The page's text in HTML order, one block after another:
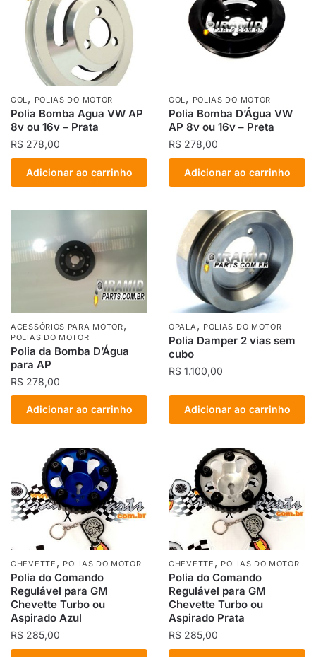
GOL, POLIAS DO MOTOR
Polia Bomba Agua VW AP
8v ou 16v – Prata
R$ 278,00
Adicionar ao carrinho
GOL, POLIAS DO MOTOR
Polia Bomba D’Água VW
AP 8v ou 16v – Preta
R$ 278,00
Adicionar ao carrinho
ACESSÓRIOS PARA MOTOR,
POLIAS DO MOTOR
Polia da Bomba D’Água
para AP
R$ 278,00
Adicionar ao carrinho
OPALA , POLIAS DO MOTOR
Polia Damper 2 vias sem
cubo
R$ 1.100,00
Adicionar ao carrinho
CHEVETTE , POLIAS DO MOTOR
Polia do Comando
Regulável para GM
Chevette Turbo ou
Aspirado Azul
R$ 285,00
CHEVETTE , POLIAS DO MOTOR
Polia do Comando
Regulável para GM
Chevette Turbo ou
Aspirado Prata
R$ 285,00